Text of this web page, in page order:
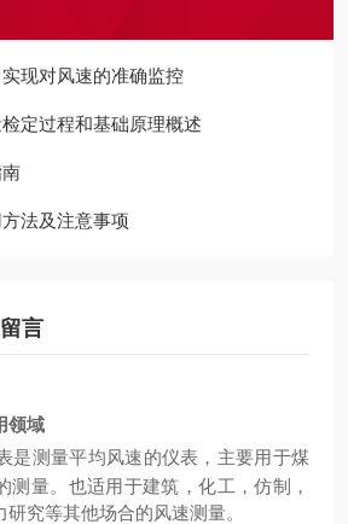
现对风速的准确监控
定过程和基础原理概述
法及注意事项
言
领域
是测量平均风速的仪表，主要用于煤
测量。也适用于建筑，化工，仿制，
究等其他场合的风速测量。